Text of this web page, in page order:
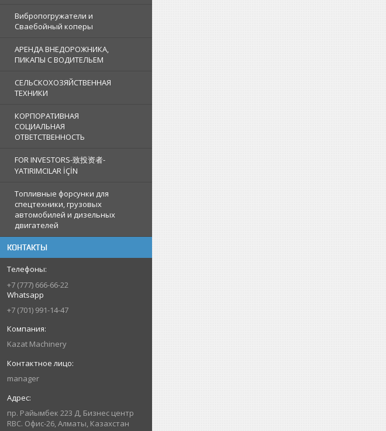
Вибропогружатели и
Сваебойный коперы
АРЕНДА ВНЕДОРОЖНИКА,
ПИКАПЫ С ВОДИТЕЛЬЕМ
СЕЛЬСКОХОЗЯЙСТВЕННАЯ
ТЕХНИКИ
КОРПОРАТИВНАЯ
СОЦИАЛЬНАЯ
ОТВЕТСТВЕННОСТЬ
FOR INVESTORS-致投资者-
YATIRIMCILAR İÇİN
Топливные форсунки для
спецтехники, грузовых
автомобилей и дизельных
двигателей
КОНТАКТЫ
+7 (777) 666-66-22
Whatsapp
+7 (701) 991-14-47
Kazat Machinery
manager
пр. Райымбек 223 Д, Бизнес центр
RBC. Офис-26, Алматы, Казахстан